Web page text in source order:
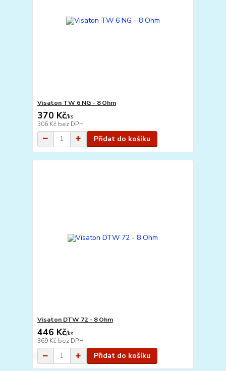
Visaton TW 6 NG - 8 Ohm
370 Kč/ks
306 Kč bez DPH
Přidat do košíku
Visaton DTW 72 - 8 Ohm
446 Kč/ks
369 Kč bez DPH
Přidat do košíku